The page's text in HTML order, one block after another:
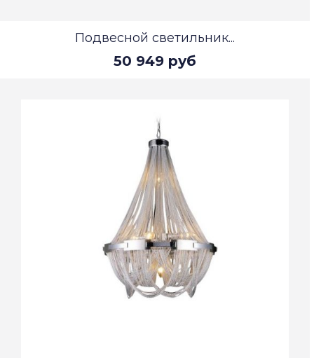
Подвесной светильник...
50 949 руб